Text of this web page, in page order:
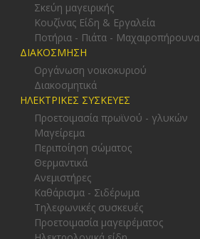
Σκεύη μαγειρικής
Κουζίνας Είδη & Εργαλεία
Ποτήρια - Πιάτα - Μαχαιροπήρουνα
ΔΙΑΚΟΣΜΗΣΗ
Οργάνωση νοικοκυριού
Διακοσμητικά
ΗΛΕΚΤΡΙΚΕΣ ΣΥΣΚΕΥΕΣ
Προετοιμασία πρωϊνού - γλυκών
Μαγείρεμα
Περιποίηση σώματος
Θερμαντικά
Ανεμιστήρες
Καθάρισμα - Σιδέρωμα
Τηλεφωνικές συσκευές
Προετοιμασία μαγειρέματος